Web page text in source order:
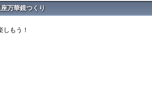
万華鏡つくり
もう！